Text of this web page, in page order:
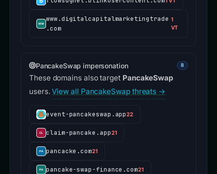
www.digitalcapitalmarketingtrade
.com
1
VT
PancakeSwap impersonation 8
These domains also target PancakeSwap
users.View all PancakeSwap threats →
event-pancakeswap.app22
claim-pancake.app21
pancacke.com21
pancake-swap-finance.com21